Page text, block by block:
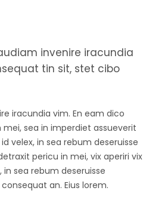
invenire iracundia
tin sit, stet cibo
iracundia vim. En eam dico
sea in imperdiet assueverit
velex, in sea rebum deseruisse
pericu in mei, vix aperiri vix
sea rebum deseruisse
an. Eius lorem.